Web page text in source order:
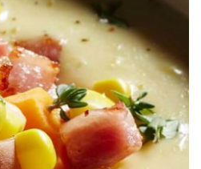
con Tocino Crujiente